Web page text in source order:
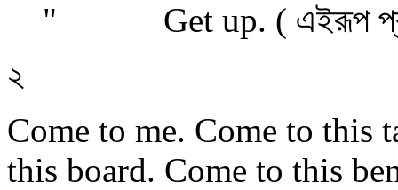
" Get up. ( এইরূপ
২
Come to me. Come to this
this board. Come to this